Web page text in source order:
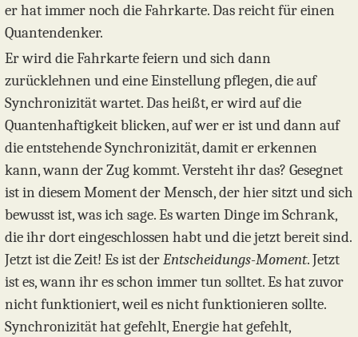
er hat immer noch die Fahrkarte. Das reicht für einen
Quantendenker.
Er wird die Fahrkarte feiern und sich dann
zurücklehnen und eine Einstellung pflegen, die auf
Synchronizität wartet. Das heißt, er wird auf die
Quantenhaftigkeit blicken, auf wer er ist und dann auf
die entstehende Synchronizität, damit er erkennen
kann, wann der Zug kommt. Versteht ihr das? Gesegnet
ist in diesem Moment der Mensch, der hier sitzt und sich
bewusst ist, was ich sage. Es warten Dinge im Schrank,
die ihr dort eingeschlossen habt und die jetzt bereit sind.
Jetzt ist die Zeit! Es ist derEntscheidungs-Moment. Jetzt
ist es, wann ihr es schon immer tun solltet. Es hat zuvor
nicht funktioniert, weil es nicht funktionieren sollte.
Synchronizität hat gefehlt, Energie hat gefehlt,